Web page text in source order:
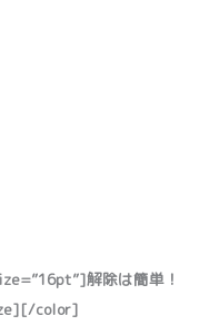
解除は簡単！
color]